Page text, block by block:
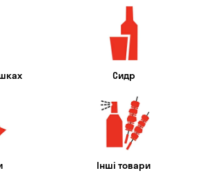
Сидр
Інші товари